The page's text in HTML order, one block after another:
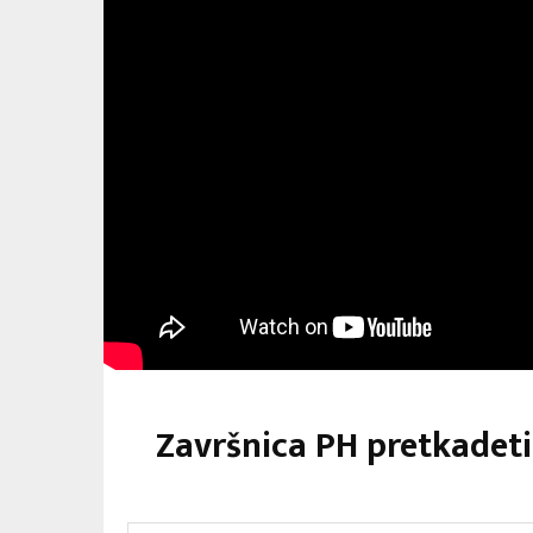
Završnica PH